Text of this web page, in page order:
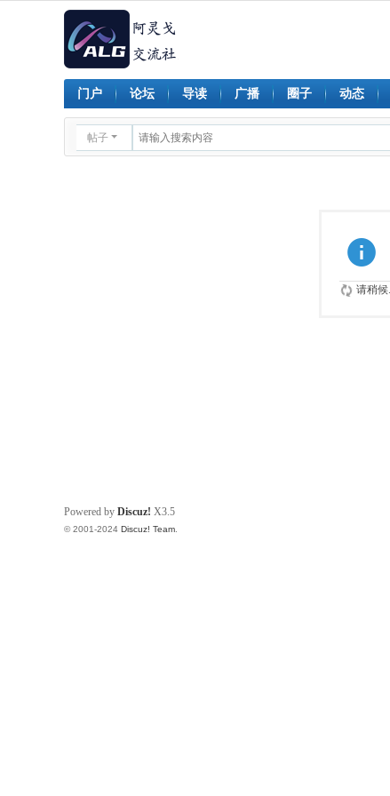
门户 论坛 导读 广播 圈子 动态
帖子
请稍候
Powered by Discuz! X3.5
© 2001-2024 Discuz! Team